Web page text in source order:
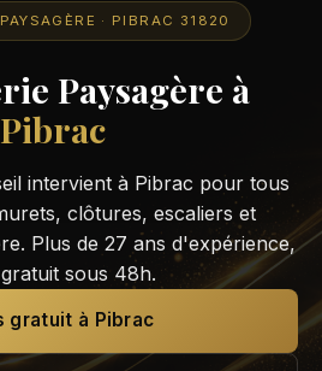
· PIBRAC 31820
Paysagère à
Pibrac
intervient à Pibrac pour tous
clôtures, escaliers et
Plus de 27 ans d'expérience,
sous 48h.
gratuit à Pibrac